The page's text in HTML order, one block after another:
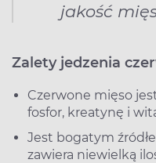
jakość
Zalety jedzenia
Czerwone mięso
fosfor, kreatynę i
Jest bogatym
zawiera niewielką